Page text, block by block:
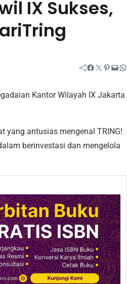
IX Sukses,
Facebook Twitter Pinterest Mail WhatsApp
Kantor Wilayah IX Jakarta
yang antusias mengenal TRING!
berinvestasi dan mengelola